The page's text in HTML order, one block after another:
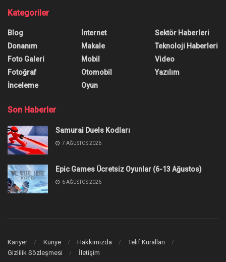
Kategoriler
Blog
Donanım
Foto Galeri
Fotoğraf
İnceleme
İnternet
Makale
Mobil
Otomobil
Oyun
Sektör Haberleri
Teknoloji Haberleri
Video
Yazılım
Son Haberler
Samurai Duels Kodları
7 AĞUSTOS 2026
Epic Games Ücretsiz Oyunlar (6-13 Ağustos)
6 AĞUSTOS 2026
Kariyer Künye Hakkımızda
Telif Kuralları
Gizlilik Sözleşmesi
İletişim